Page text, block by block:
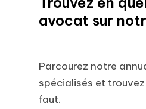
avocat sur
Parcourez notre
spécialisés et trouvez
faut.